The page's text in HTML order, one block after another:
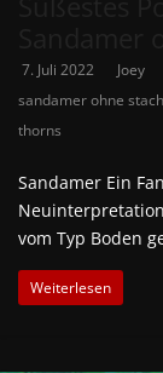
7. Juli 2022 Joey
sandamer ohne
thorns
Sandamer Ein
vom Typ Boden
Weiterlesen